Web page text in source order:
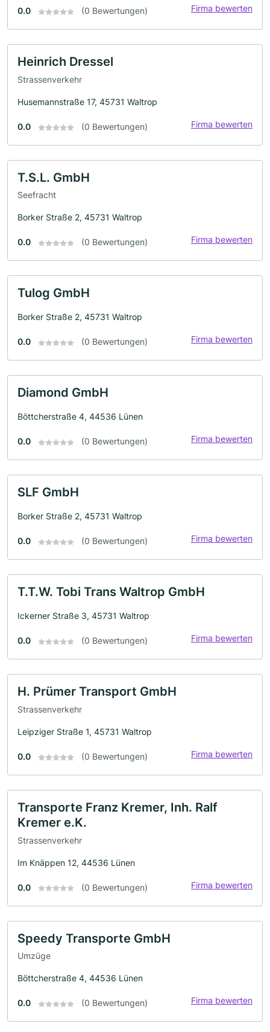
0.0 (0 Bewertungen) Firma bewerten
Heinrich Dressel
Strassenverkehr
Husemannstraße 17, 45731 Waltrop
0.0 (0 Bewertungen) Firma bewerten
T.S.L. GmbH
Seefracht
Borker Straße 2, 45731 Waltrop
0.0 (0 Bewertungen) Firma bewerten
Tulog GmbH
Borker Straße 2, 45731 Waltrop
0.0 (0 Bewertungen) Firma bewerten
Diamond GmbH
Böttcherstraße 4, 44536 Lünen
0.0 (0 Bewertungen) Firma bewerten
SLF GmbH
Borker Straße 2, 45731 Waltrop
0.0 (0 Bewertungen) Firma bewerten
T.T.W. Tobi Trans Waltrop GmbH
Ickerner Straße 3, 45731 Waltrop
0.0 (0 Bewertungen) Firma bewerten
H. Prümer Transport GmbH
Strassenverkehr
Leipziger Straße 1, 45731 Waltrop
0.0 (0 Bewertungen) Firma bewerten
Transporte Franz Kremer, Inh. Ralf
Kremer e.K.
Strassenverkehr
Im Knäppen 12, 44536 Lünen
0.0 (0 Bewertungen) Firma bewerten
Speedy Transporte GmbH
Umzüge
Böttcherstraße 4, 44536 Lünen
0.0 (0 Bewertungen) Firma bewerten